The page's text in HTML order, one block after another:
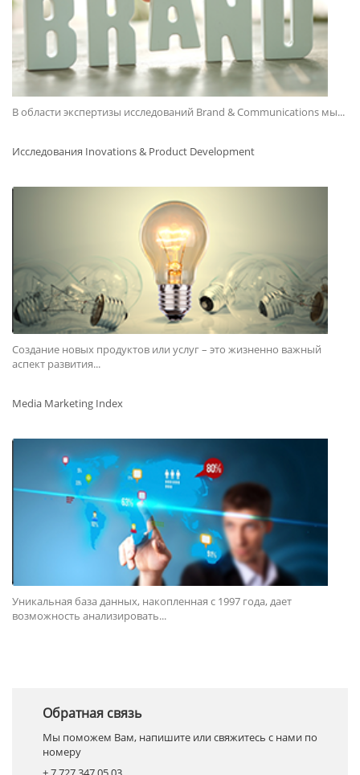
В области экспертизы исследований Brand & Communications мы...
Исследования Inovations & Product Development
Создание новых продуктов или услуг – это жизненно важный
аспект развития...
Media Marketing Index
Уникальная база данных, накопленная с 1997 года, дает
возможность анализировать...
Обратная связь
Мы поможем Вам, напишите или свяжитесь с нами по
номеру